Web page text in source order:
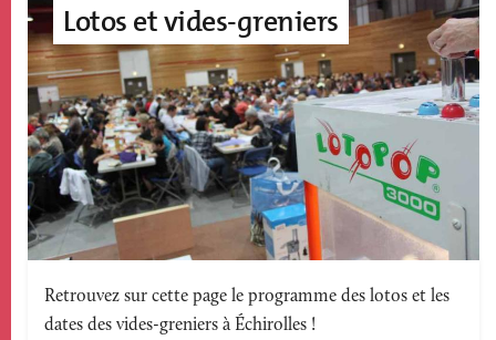
Lotos et vides-greniers
accroche
page
édito
Texte
accroche
Retrouvez sur cette page le programme des lotos et les
dates des vides-greniers à Échirolles !